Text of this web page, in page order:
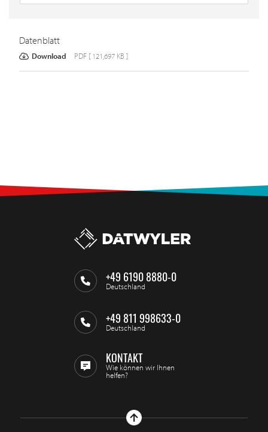
Datenblatt
Download PDF [ 121,697 KB ]
+49 6190 8880-0
Deutschland
+49 811 998633-0
Deutschland
KONTAKT
Wie können wir Ihnen
helfen?